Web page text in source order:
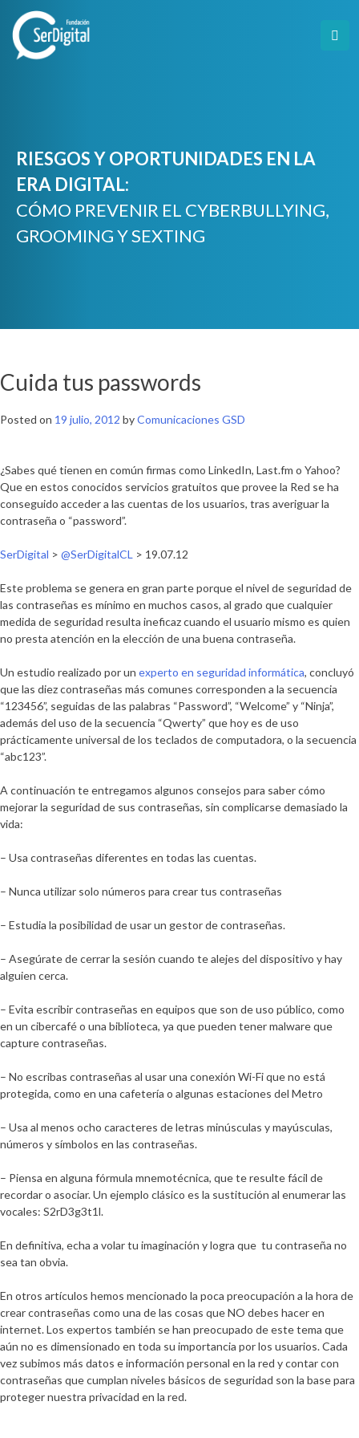
content
RIESGOS Y OPORTUNIDADES EN LA
ERA DIGITAL:
CÓMO PREVENIR EL CYBERBULLYING,
GROOMING Y SEXTING
Cuida tus passwords
Posted on 19 julio, 2012 byComunicaciones GSD
¿Sabes qué tienen en común firmas como LinkedIn, Last.fm o Yahoo?
Que en estos conocidos servicios gratuitos que provee la Red se ha
conseguido acceder a las cuentas de los usuarios, tras averiguar la
contraseña o “password”.
SerDigital > @SerDigitalCL > 19.07.12
Este problema se genera en gran parte porque el nivel de seguridad de
las contraseñas es mínimo en muchos casos, al grado que cualquier
medida de seguridad resulta ineficaz cuando el usuario mismo es quien
no presta atención en la elección de una buena contraseña.
Un estudio realizado por un experto en seguridad informática, concluyó
que las diez contraseñas más comunes corresponden a la secuencia
“123456”, seguidas de las palabras “Password”, “Welcome” y “Ninja”,
además del uso de la secuencia “Qwerty” que hoy es de uso
prácticamente universal de los teclados de computadora, o la secuencia
“abc123”.
A continuación te entregamos algunos consejos para saber cómo
mejorar la seguridad de sus contraseñas, sin complicarse demasiado la
vida:
– Usa contraseñas diferentes en todas las cuentas.
– Nunca utilizar solo números para crear tus contraseñas
– Estudia la posibilidad de usar un gestor de contraseñas.
– Asegúrate de cerrar la sesión cuando te alejes del dispositivo y hay
alguien cerca.
– Evita escribir contraseñas en equipos que son de uso público, como
en un cibercafé o una biblioteca, ya que pueden tener malware que
capture contraseñas.
– No escribas contraseñas al usar una conexión Wi-Fi que no está
protegida, como en una cafetería o algunas estaciones del Metro
– Usa al menos ocho caracteres de letras minúsculas y mayúsculas,
números y símbolos en las contraseñas.
– Piensa en alguna fórmula mnemotécnica, que te resulte fácil de
recordar o asociar. Un ejemplo clásico es la sustitución al enumerar las
vocales: S2rD3g3t1l.
En definitiva, echa a volar tu imaginación y logra que tu contraseña no
sea tan obvia.
En otros artículos hemos mencionado la poca preocupación a la hora de
crear contraseñas como una de las cosas que NO debes hacer en
internet. Los expertos también se han preocupado de este tema que
aún no es dimensionado en toda su importancia por los usuarios. Cada
vez subimos más datos e información personal en la red y contar con
contraseñas que cumplan niveles básicos de seguridad son la base para
proteger nuestra privacidad en la red.